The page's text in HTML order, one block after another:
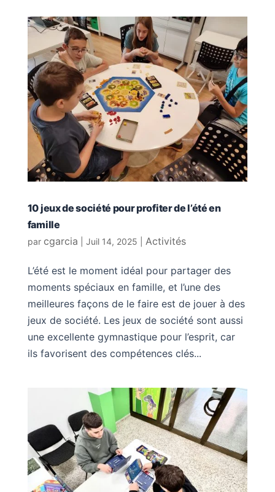
10 jeux de société pour profiter de l’été en
famille
par cgarcia Juil 14, 2025 Activités
L’été est le moment idéal pour partager des
moments spéciaux en famille, et l’une des
meilleures façons de le faire est de jouer à des
jeux de société. Les jeux de société sont aussi
une excellente gymnastique pour l’esprit, car
ils favorisent des compétences clés...